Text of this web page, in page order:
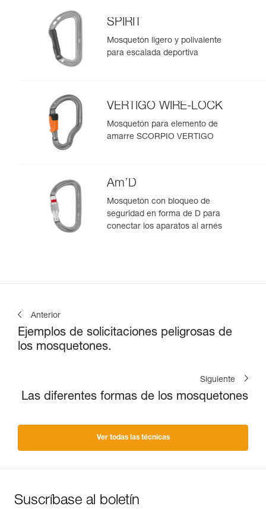
SPIRIT
Mosquetón ligero y polivalente
para escalada deportiva
VERTIGO WIRE-LOCK
Mosquetón para elemento de
amarre SCORPIO VERTIGO
Am’D
Mosquetón con bloqueo de
seguridad en forma de D para
conectar los aparatos al arnés
Anterior
Ejemplos de solicitaciones peligrosas de
los mosquetones.
Siguiente
Las diferentes formas de los mosquetones
Ver todas las técnicas
Suscríbase al boletín